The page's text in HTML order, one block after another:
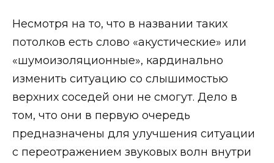
Несмотря на то, что в названии таких
потолков есть слово «акустические» или
«шумоизоляционные», кардинально
изменить ситуацию со слышимостью
верхних соседей они не смогут. Дело в
том, что они в первую очередь
предназначены для улучшения ситуации
с переотражением звуковых волн внутри